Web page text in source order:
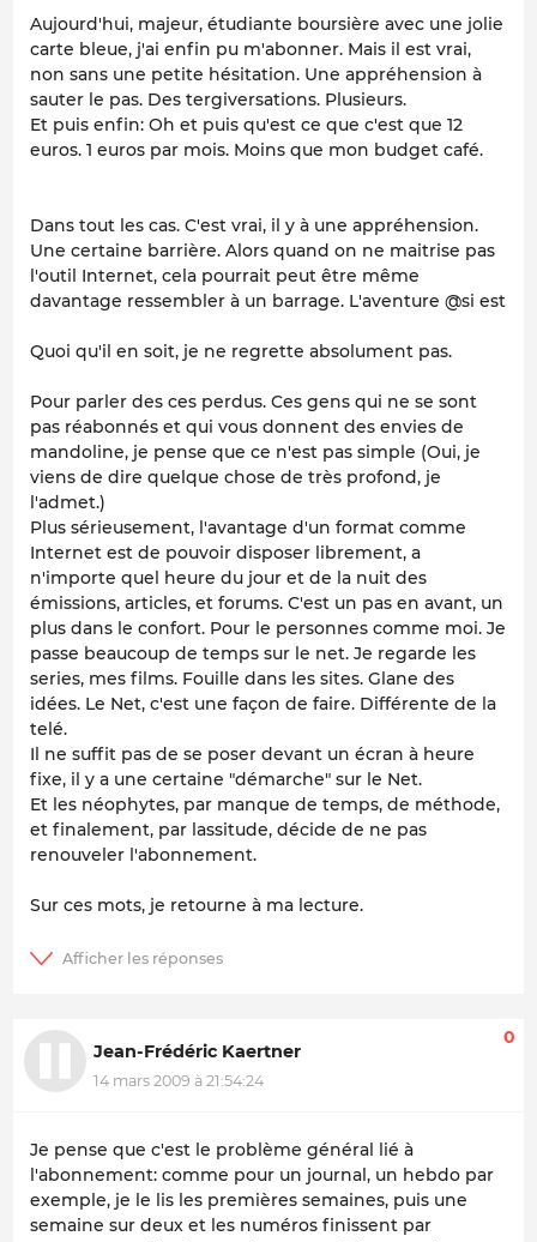
Aujourd'hui, majeur, étudiante boursière avec une jolie
carte bleue, j'ai enfin pu m'abonner. Mais il est vrai,
non sans une petite hésitation. Une appréhension à
sauter le pas. Des tergiversations. Plusieurs.
Et puis enfin: Oh et puis qu'est ce que c'est que 12
euros. 1 euros par mois. Moins que mon budget café.
Dans tout les cas. C'est vrai, il y à une appréhension.
Une certaine barrière. Alors quand on ne maitrise pas
l'outil Internet, cela pourrait peut être même
davantage ressembler à un barrage. L'aventure @si est
Quoi qu'il en soit, je ne regrette absolument pas.
Pour parler des ces perdus. Ces gens qui ne se sont
pas réabonnés et qui vous donnent des envies de
mandoline, je pense que ce n'est pas simple (Oui, je
viens de dire quelque chose de très profond, je
l'admet.)
Plus sérieusement, l'avantage d'un format comme
Internet est de pouvoir disposer librement, a
n'importe quel heure du jour et de la nuit des
émissions, articles, et forums. C'est un pas en avant, un
plus dans le confort. Pour le personnes comme moi. Je
passe beaucoup de temps sur le net. Je regarde les
series, mes films. Fouille dans les sites. Glane des
idées. Le Net, c'est une façon de faire. Différente de la
telé.
Il ne suffit pas de se poser devant un écran à heure
fixe, il y a une certaine "démarche" sur le Net.
Et les néophytes, par manque de temps, de méthode,
et finalement, par lassitude, décide de ne pas
renouveler l'abonnement.
Sur ces mots, je retourne à ma lecture.
Jean-Frédéric Kaertner
14 mars 2009 à 21:54:24
0
Je pense que c'est le problème général lié à
l'abonnement: comme pour un journal, un hebdo par
exemple, je le lis les premières semaines, puis une
semaine sur deux et les numéros finissent par